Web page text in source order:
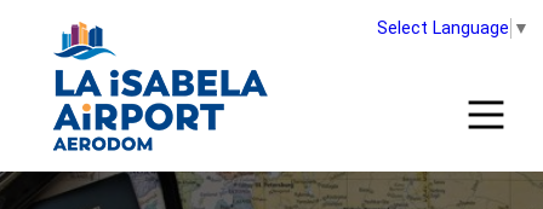
Select Language ▼